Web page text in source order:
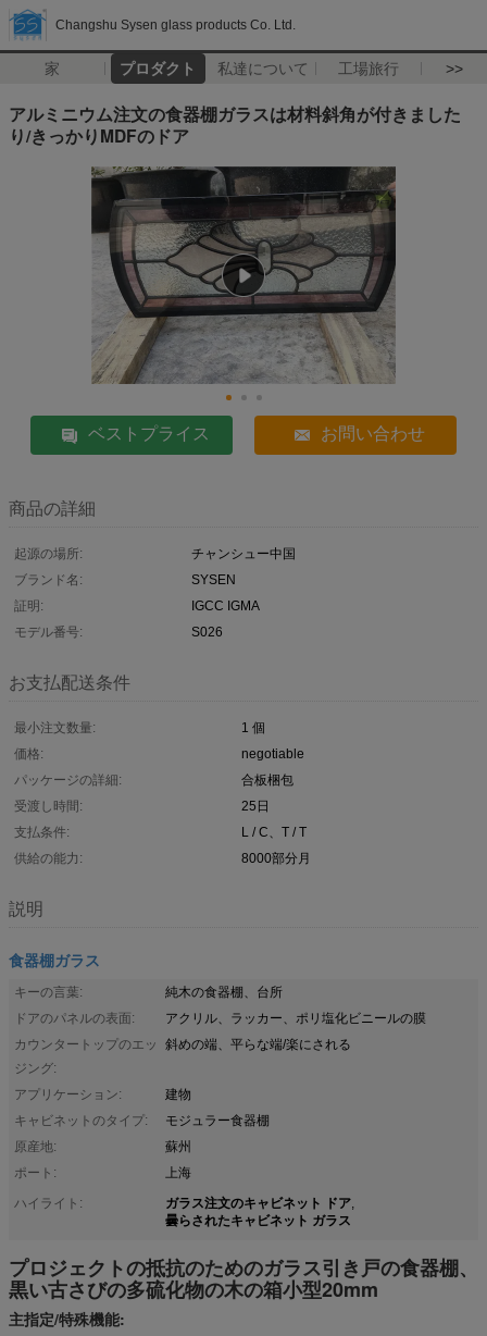
Changshu Sysen glass products Co. Ltd.
家 プロダクト 私達について 工場旅行 >>
アルミニウム注文の食器棚ガラスは材料斜角が付きました
り/きっかりMDFのドア
ベストプライス お問い合わせ
商品の詳細
起源の場所:
チャンシュー中国
ブランド名:
SYSEN
証明:
IGCC IGMA
モデル番号:
S026
お支払配送条件
最小注文数量:
1 個
価格:
negotiable
パッケージの詳細:
合板梱包
受渡し時間:
25日
支払条件:
L / C、T / T
供給の能力:
8000部分月
説明
食器棚ガラス
キーの言葉:
純木の食器棚、台所
ドアのパネルの表面:
アクリル、ラッカー、ポリ塩化ビニールの膜
カウンタートップのエッ
ジング:
斜めの端、平らな端/楽にされる
アプリケーション:
建物
キャビネットのタイプ:
モジュラー食器棚
原産地:
蘇州
ポート:
上海
ハイライト:
ガラス注文のキャビネット ドア,
曇らされたキャビネット ガラス
プロジェクトの抵抗のためのガラス引き戸の食器棚、
黒い古さびの多硫化物の木の箱小型20mm
主指定/特殊機能: